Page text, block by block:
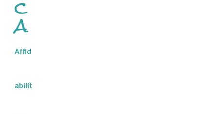
a
Affid
abilit